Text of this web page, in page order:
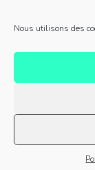
Nous utilisons des
Contact
© SINE QUA